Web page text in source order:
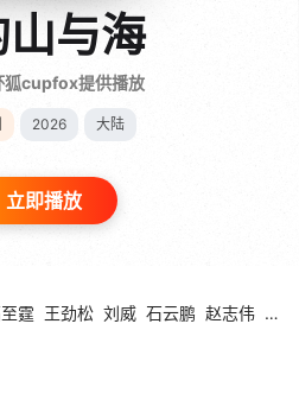
与海
狐cupfox提供播放
2026 大陆
立即播放
霆 王劲松 刘威 石云鹏 赵志伟 王